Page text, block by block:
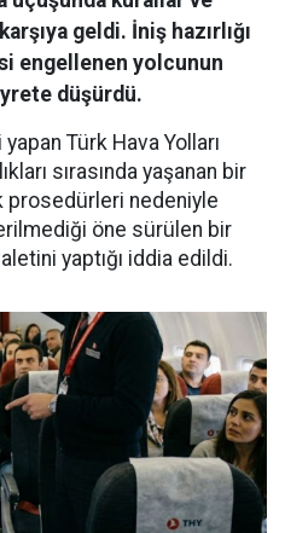
geldi. İniş hazırlığı
engellenen yolcunun
düşürdü.
Türk Hava Yolları
sırasında yaşanan bir
prosedürleri nedeniyle
öne sürülen bir
yaptığı iddia edildi.